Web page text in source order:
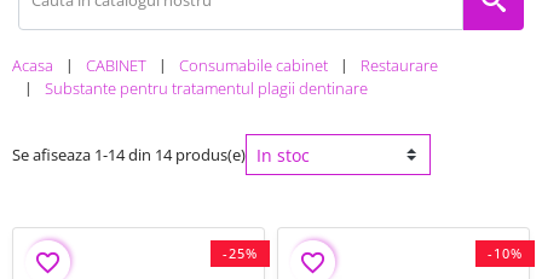
Acasa CABINET Consumabile cabinet
Restaurare
Substante pentru tratamentul plagii dentinare
Se afiseaza 1-14 din 14 produs(e)
-25%
favorite_border -10%
favorite_border